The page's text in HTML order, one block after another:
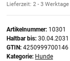
Lieferzeit: 2 - 3 Werktage
Artikelnummer: 10301
Haltbar bis: 30.04.2031
GTIN: 4250999700146
Kategorie: Hunde